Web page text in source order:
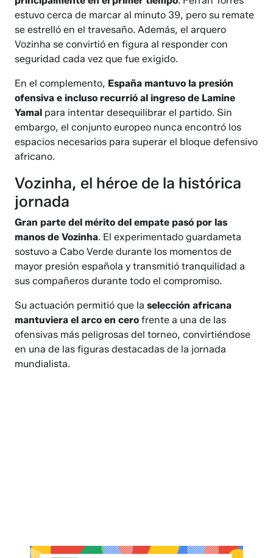
estuvo cerca de marcar al minuto 39, pero su remate
se estrelló en el travesaño. Además, el arquero
Vozinha se convirtió en figura al responder con
seguridad cada vez que fue exigido.
En el complemento, España mantuvo la presión
ofensiva e incluso recurrió al ingreso de Lamine
Yamal para intentar desequilibrar el partido. Sin
embargo, el conjunto europeo nunca encontró los
espacios necesarios para superar el bloque defensivo
africano.
Vozinha, el héroe de la histórica
jornada
Gran parte del mérito del empate pasó por las
manos de Vozinha. El experimentado guardameta
sostuvo a Cabo Verde durante los momentos de
mayor presión española y transmitió tranquilidad a
sus compañeros durante todo el compromiso.
Su actuación permitió que laselección africana
mantuviera el arco en cero frente a una de las
ofensivas más peligrosas del torneo, convirtiéndose
en una de las figuras destacadas de la jornada
mundialista.